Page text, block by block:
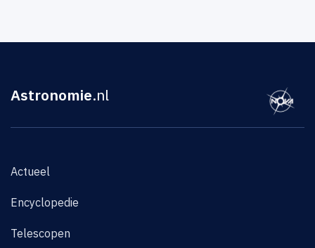
Astronomie.nl
Actueel
Encyclopedie
Telescopen